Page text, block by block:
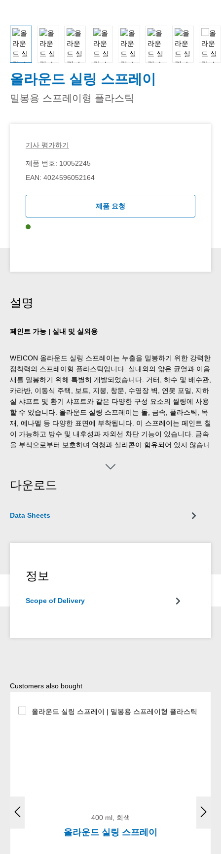
올라운드 실링 스프레이
밀봉용 스프레이형 플라스틱
기사 평가하기
제품 번호: 10052245
EAN: 4024596052164
제품 요청
설명
페인트 가능 | 실내 및 실외용
WEICON 올라운드 실링 스프레이는 누출을 밀봉하기 위한 강력한
접착력의 스프레이형 플라스틱입니다. 실내외의 얇은 균열과 이음
새를 밀봉하기 위해 특별히 개발되었습니다. 거터, 하수 및 배수관,
카라반, 이동식 주택, 보트, 지붕, 창문, 수영장 벽, 연못 포일, 지하
실 샤프트 및 환기 샤프트와 같은 다양한 구성 요소의 씰링에 사용
할 수 있습니다. 올라운드 실링 스프레이는 돌, 금속, 플라스틱, 목
재, 에나멜 등 다양한 표면에 부착됩니다. 이 스프레이는 페인트 칠
이 가능하고 방수 및 내후성과 자외선 차단 기능이 있습니다. 금속
을 부식으로부터 보호하며 역청과 실리콘이 함유되어 있지 않습니
다운로드
Data Sheets
정보
Scope of Delivery
Skip product gallery
Customers also bought
400 ml, 회색
올라운드 실링 스프레이